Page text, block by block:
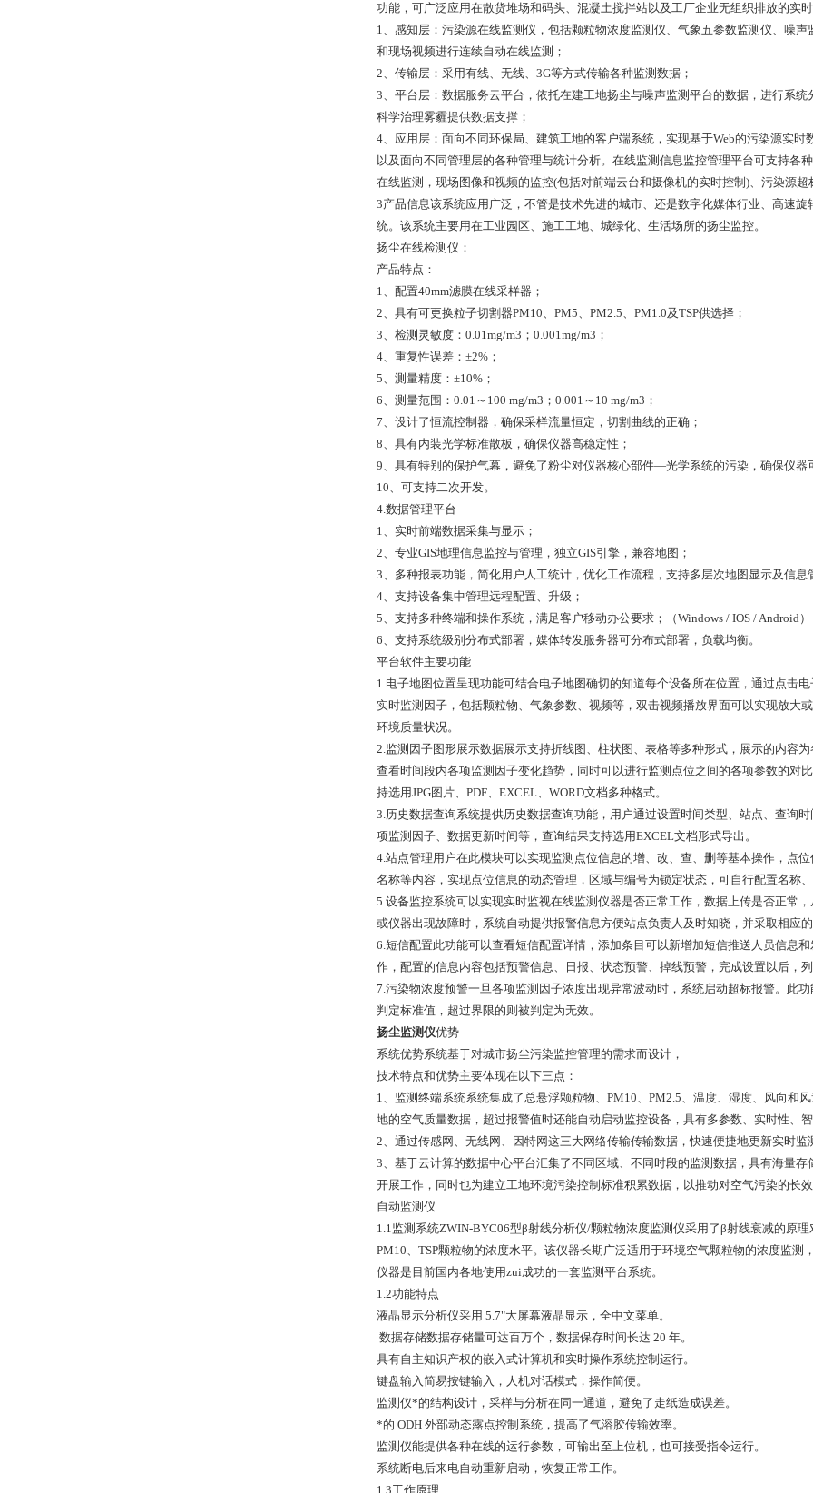
功能，可广泛应用在散货堆场和码头、混凝土搅拌站以及工厂企业无组织排放的实时
1、感知层：污染源在线监测仪，包括颗粒物浓度监测仪、气象五参数监测仪、噪
和现场视频进行连续自动在线监测；
2、传输层：采用有线、无线、3G等方式传输各种监测数据；
3、平台层：数据服务云平台，依托在建工地扬尘与噪声监测平台的数据，进行系
科学治理雾霾提供数据支撑；
4、应用层：面向不同环保局、建筑工地的客户端系统，实现基于Web的污染源实时
以及面向不同管理层的各种管理与统计分析。在线监测信息监控管理平台可支持各
在线监测，现场图像和视频的监控(包括对前端云台和摄像机的实时控制)、污染源
3产品信息该系统应用广泛，不管是技术先进的城市、还是数字化媒体行业、高速
统。该系统主要用在工业园区、施工工地、城绿化、生活场所的扬尘监控。
扬尘在线检测仪：
产品特点：
1、配置40mm滤膜在线采样器；
2、具有可更换粒子切割器PM10、PM5、PM2.5、PM1.0及TSP供选择；
3、检测灵敏度：0.01mg/m3；0.001mg/m3；
4、重复性误差：±2%；
5、测量精度：±10%；
6、测量范围：0.01～100 mg/m3；0.001～10 mg/m3；
7、设计了恒流控制器，确保采样流量恒定，切割曲线的正确；
8、具有内装光学标准散板，确保仪器高稳定性；
9、具有特别的保护气幕，避免了粉尘对仪器核心部件—光学系统的污染，确保仪器
10、可支持二次开发。
4.数据管理平台
1、实时前端数据采集与显示；
2、专业GIS地理信息监控与管理，独立GIS引擎，兼容地图；
3、多种报表功能，简化用户人工统计，优化工作流程，支持多层次地图显示及信息
4、支持设备集中管理远程配置、升级；
5、支持多种终端和操作系统，满足客户移动办公要求；（Windows / IOS / Android）
6、支持系统级别分布式部署，媒体转发服务器可分布式部署，负载均衡。
平台软件主要功能
1.电子地图位置呈现功能可结合电子地图确切的知道每个设备所在位置，通过点击
实时监测因子，包括颗粒物、气象参数、视频等，双击视频播放界面可以实现放大
环境质量状况。
2.监测因子图形展示数据展示支持折线图、柱状图、表格等多种形式，展示的内容
查看时间段内各项监测因子变化趋势，同时可以进行监测点位之间的各项参数的对
持选用JPG图片、PDF、EXCEL、WORD文档多种格式。
3.历史数据查询系统提供历史数据查询功能，用户通过设置时间类型、站点、查询
项监测因子、数据更新时间等，查询结果支持选用EXCEL文档形式导出。
4.站点管理用户在此模块可以实现监测点位信息的增、改、查、删等基本操作，点
名称等内容，实现点位信息的动态管理，区域与编号为锁定状态，可自行配置名称
5.设备监控系统可以实现实时监视在线监测仪器是否正常工作，数据上传是否正常
或仪器出现故障时，系统自动提供报警信息方便站点负责人及时知晓，并采取相应
6.短信配置此功能可以查看短信配置详情，添加条目可以新增加短信推送人员信息
作，配置的信息内容包括预警信息、日报、状态预警、掉线预警，完成设置以后，
7.污染物浓度预警一旦各项监测因子浓度出现异常波动时，系统启动超标报警。此
判定标准值，超过界限的则被判定为无效。
扬尘监测仪优势
系统优势系统基于对城市扬尘污染监控管理的需求而设计，
技术特点和优势主要体现在以下三点：
1、监测终端系统系统集成了总悬浮颗粒物、PM10、PM2.5、温度、湿度、风向和
地的空气质量数据，超过报警值时还能自动启动监控设备，具有多参数、实时性、智
2、通过传感网、无线网、因特网这三大网络传输传输数据，快速便捷地更新实时监
3、基于云计算的数据中心平台汇集了不同区域、不同时段的监测数据，具有海量
开展工作，同时也为建立工地环境污染控制标准积累数据，以推动对空气污染的长
自动监测仪
1.1监测系统ZWIN-BYC06型β射线分析仪/颗粒物浓度监测仪采用了β射线衰减的原
PM10、TSP颗粒物的浓度水平。该仪器长期广泛适用于环境空气颗粒物的浓度监测
仪器是目前国内各地使用zui成功的一套监测平台系统。
1.2功能特点
液晶显示分析仪采用 5.7"大屏幕液晶显示，全中文菜单。
数据存储数据存储量可达百万个，数据保存时间长达 20 年。
具有自主知识产权的嵌入式计算机和实时操作系统控制运行。
键盘输入简易按键输入，人机对话模式，操作简便。
监测仪*的结构设计，采样与分析在同一通道，避免了走纸造成误差。
*的 ODH 外部动态露点控制系统，提高了气溶胶传输效率。
监测仪能提供各种在线的运行参数，可输出至上位机，也可接受指令运行。
系统断电后来电自动重新启动，恢复正常工作。
1.3工作原理